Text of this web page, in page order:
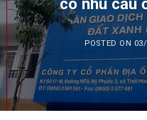
có nhu cầu
POSTED ON